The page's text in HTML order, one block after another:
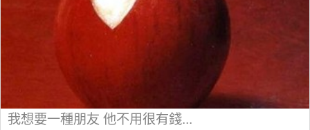
我想要一種朋友 他不用很有錢...